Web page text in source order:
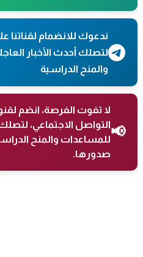
ندعوك للانضمام لقناتنا
لتصلك أحدث الأخبار
والمنح الدراسية
📢
لا تفوت الفرصة، انضم
التواصل الاجتماعي،
للمساعدات والمنح
صدورها.